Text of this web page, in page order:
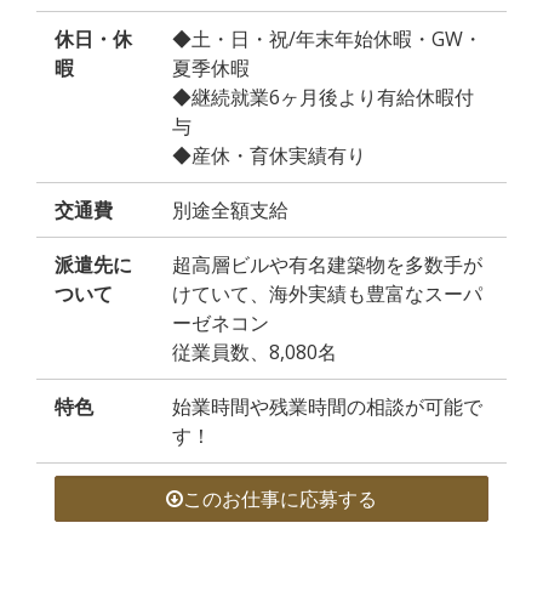
休日・休
暇
◆土・日・祝/年末年始休暇・GW・
夏季休暇
◆継続就業6ヶ月後より有給休暇付
与
◆産休・育休実績有り
交通費 別途全額支給
派遣先に
ついて
超高層ビルや有名建築物を多数手が
けていて、海外実績も豊富なスーパ
ーゼネコン
従業員数、8,080名
特色
始業時間や残業時間の相談が可能で
す！
このお仕事に応募する